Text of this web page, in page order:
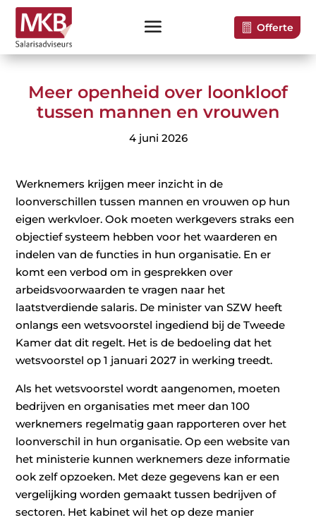
Offerte
Meer openheid over loonkloof
tussen mannen en vrouwen
4 juni 2026
Werknemers krijgen meer inzicht in de
loonverschillen tussen mannen en vrouwen op hun
eigen werkvloer. Ook moeten werkgevers straks een
objectief systeem hebben voor het waarderen en
indelen van de functies in hun organisatie. En er
komt een verbod om in gesprekken over
arbeidsvoorwaarden te vragen naar het
laatstverdiende salaris. De minister van SZW heeft
onlangs een wetsvoorstel ingediend bij de Tweede
Kamer dat dit regelt. Het is de bedoeling dat het
wetsvoorstel op 1 januari 2027 in werking treedt.
Als het wetsvoorstel wordt aangenomen, moeten
bedrijven en organisaties met meer dan 100
werknemers regelmatig gaan rapporteren over het
loonverschil in hun organisatie. Op een website van
het ministerie kunnen werknemers deze informatie
ook zelf opzoeken. Met deze gegevens kan er een
vergelijking worden gemaakt tussen bedrijven of
sectoren. Het kabinet wil het op deze manier